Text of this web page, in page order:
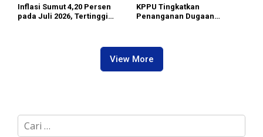
Inflasi Sumut 4,20 Persen
pada Juli 2026, Tertinggi
KPPU Tingkatkan
Penanganan Dugaan
View More
C
a